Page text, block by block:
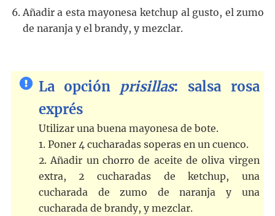
Añadir a esta mayonesa ketchup al gusto, el zumo
de naranja y el brandy, y mezclar.
La opción prisillas: salsa rosa
exprés
Utilizar una buena mayonesa de bote.
1. Poner 4 cucharadas soperas en un cuenco.
2. Añadir un chorro de aceite de oliva virgen
extra, 2 cucharadas de ketchup, una
cucharada de zumo de naranja y una
cucharada de brandy, y mezclar.